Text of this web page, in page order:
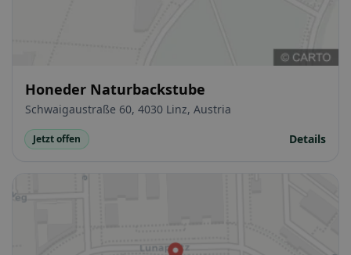
Honeder Naturbackstube
Schwaigaustraße 60, 4030 Linz, Austria
Jetzt offen Details